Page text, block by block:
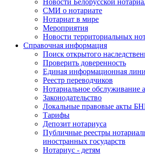
Новости Белорусской
СМИ о нотариате
Нотариат в мире
Мероприятия
Новости территориальных
Справочная информация
Поиск открытого
Проверить доверенность
Единая информационная
Реестр переводчиков
Нотариальное обслуживание
Законодательство
Локальные правовые акты
Тарифы
Депозит нотариуса
Публичные реестры
иностранных государств
Нотариус - детям